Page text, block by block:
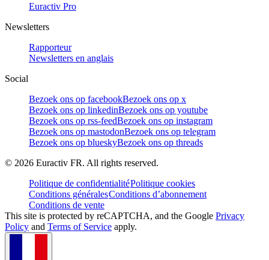
Euractiv Pro
Newsletters
Rapporteur
Newsletters en anglais
Social
Bezoek ons op facebookBezoek ons op x
Bezoek ons op linkedinBezoek ons op youtube
Bezoek ons op rss-feedBezoek ons op instagram
Bezoek ons op mastodonBezoek ons op telegram
Bezoek ons op blueskyBezoek ons op threads
© 2026 Euractiv FR. All rights reserved.
Politique de confidentialitéPolitique cookies
Conditions généralesConditions d’abonnement
Conditions de vente
This site is protected by reCAPTCHA, and the Google Privacy
Policy and Terms of Service apply.